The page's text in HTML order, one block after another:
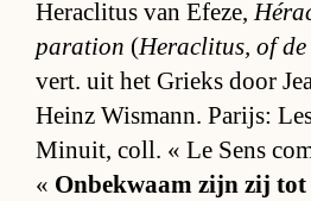
He­ra­cli­tus van Efe­ze,
pa­ra­tion (He­ra­cli­tus, of
vert. uit het Grieks door
Heinz Wis­mann. Pa­rijs:
Mi­nuit, coll. « Le Sens
« On­be­kwaam zijn zij